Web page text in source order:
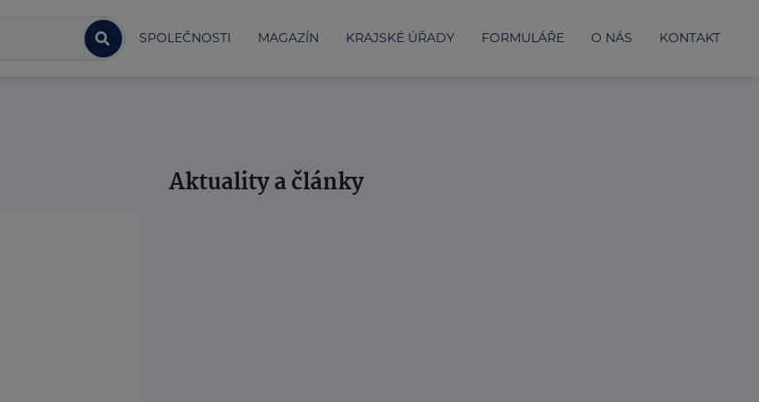
SPOLEČNOSTI MAGAZÍN KRAJSKÉ ÚŘADY FORMULÁŘE O NÁS KONTAKT
Aktuality a články